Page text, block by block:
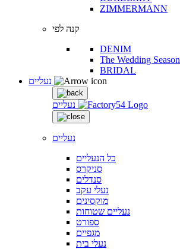
ZIMMERMANN
קנה לפי
DENIM
The Wedding Season
BRIDAL
נעליים
נעליים
כל הנעליים
סניקרס
סנדלים
נעלי עקב
מוקסינים
נעליים שטוחות
ספורט
מגפיים
נעלי בית